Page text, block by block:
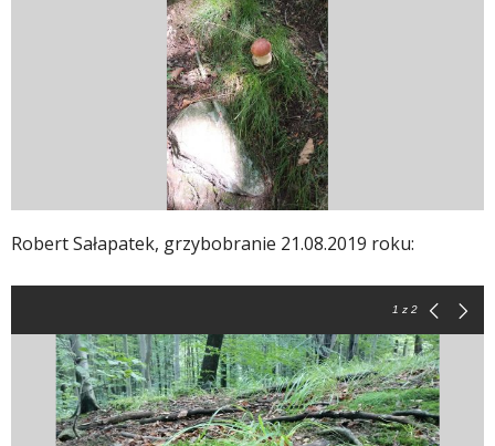
Robert Sałapatek, grzybobranie 21.08.2019 roku:
1 z 2